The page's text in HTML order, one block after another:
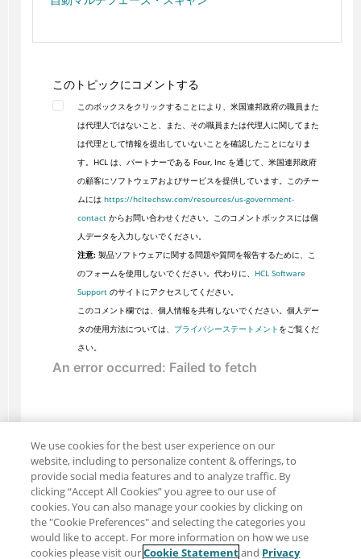
このトピックにコメントする
このボックスをクリックすることにより、米国連邦政府の職員また
は代理人ではないこと、また、その職員または代理人に関してまた
は代理として情報を提出していないことを確認したことになりま
す。HCL は、パートナーである Four, Inc を通じて、米国連邦政府
の顧客にソフトウェアおよびサービスを提供しています。このチー
ムには https://hcltechsw.com/resources/us-government-
contactからお問い合わせください。このコメントボックスには個
人データを入力しないでください。
注意:製品ソフトウェアに関する問題や質問を報告するために、こ
のフォームを使用しないでください。代わりに、
HCL Software
Supportのサイトにアクセスしてください。
このコメント欄では、個人情報を共有しないでください。個人デー
タの使用方法については、
プライバシーステートメント をご覧くだ
さい。
We use cookies for the best user experience on our
website, including to personalize content & offerings, to
provide social media features and to analyze traffic. By
clicking “Accept All Cookies” you agree to our use of
cookies. You can also manage your cookies by clicking on
the "Cookie Preferences" and selecting the categories you
would like to accept. For more information on how we use
cookies please visit ourCookie Statementand Privacy